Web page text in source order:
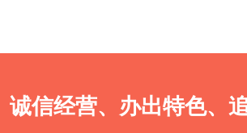
诚信经营、办出特色、